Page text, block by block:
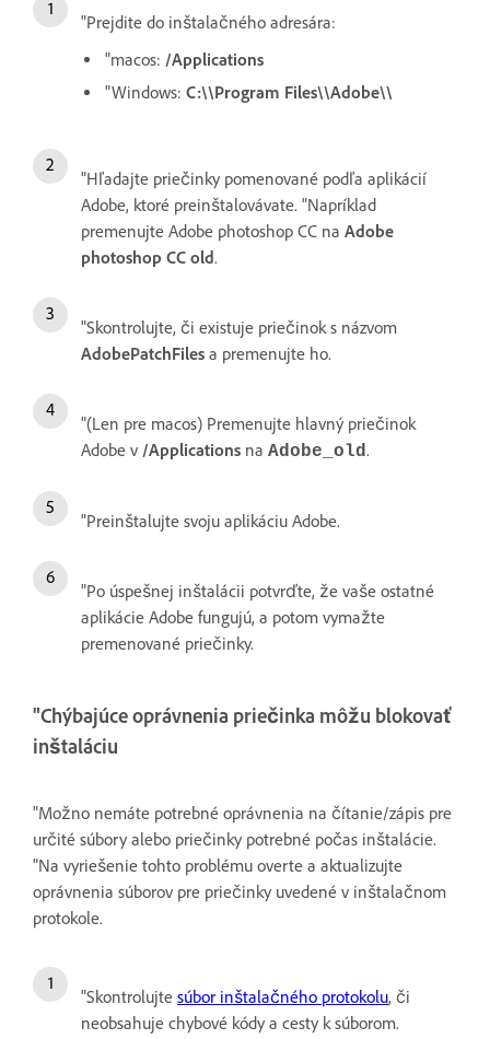
"Prejdite do inštalačného adresára:
"macos: /Applications
"Windows: C:\\Program Files\\Adobe\\
"Hľadajte priečinky pomenované podľa aplikácií
Adobe, ktoré preinštalovávate. "Napríklad
premenujte Adobe photoshop CC na Adobe
photoshop CC old.
"Skontrolujte, či existuje priečinok s názvom
AdobePatchFiles a premenujte ho.
"(Len pre macos) Premenujte hlavný priečinok
Adobe v /Applications na Adobe_old.
"Preinštalujte svoju aplikáciu Adobe.
"Po úspešnej inštalácii potvrďte, že vaše ostatné
aplikácie Adobe fungujú, a potom vymažte
premenované priečinky.
"Chýbajúce oprávnenia priečinka môžu blokovať
inštaláciu
"Možno nemáte potrebné oprávnenia na čítanie/zápis pre
určité súbory alebo priečinky potrebné počas inštalácie.
"Na vyriešenie tohto problému overte a aktualizujte
oprávnenia súborov pre priečinky uvedené v inštalačnom
protokole.
"Skontrolujte súbor inštalačného protokolu, či
neobsahuje chybové kódy a cesty k súborom.